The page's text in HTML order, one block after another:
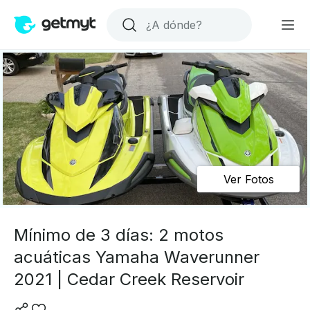
Ver Fotos
Mínimo de 3 días: 2 motos
acuáticas Yamaha Waverunner
2021 | Cedar Creek Reservoir